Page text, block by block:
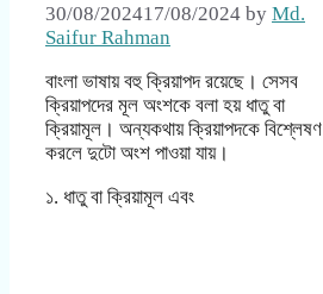
30/08/202417/08/2024 by Md.
Saifur Rahman
বাংলা ভাষায় বহু ক্রিয়াপদ রয়েছে। সেসব
ক্রিয়াপদের মূল অংশকে বলা হয় ধাতু বা
ক্রিয়ামূল। অন্যকথায় ক্রিয়াপদকে বিশ্লেষণ
করলে দুটো অংশ পাওয়া যায়।
১. ধাতু বা ক্রিয়ামূল এবং